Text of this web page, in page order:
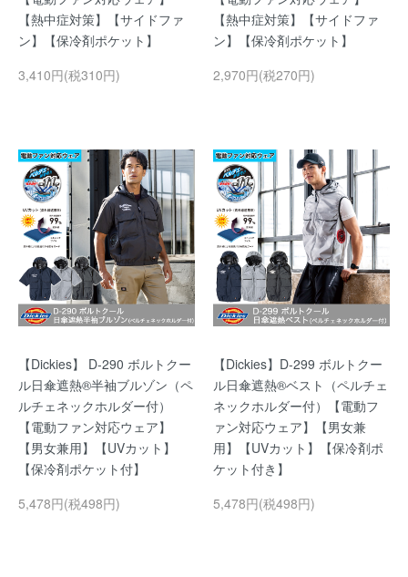
【熱中症対策】【サイドファ
ン】【保冷剤ポケット】
3,410円(税310円)
【熱中症対策】【サイドファ
ン】【保冷剤ポケット】
2,970円(税270円)
【Dickies】 D-290 ボルトクー
ル日傘遮熱®半袖ブルゾン（ペ
ルチェネックホルダー付）
【電動ファン対応ウェア】
【男女兼用】【UVカット】
【保冷剤ポケット付】
5,478円(税498円)
【Dickies】D-299 ボルトクー
ル日傘遮熱®ベスト（ペルチェ
ネックホルダー付）【電動フ
ァン対応ウェア】【男女兼
用】【UVカット】【保冷剤ポ
ケット付き】
5,478円(税498円)